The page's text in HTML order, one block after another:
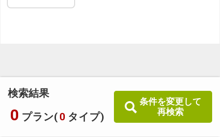
検索結果
0 プラン( 0 タイプ)
条件を変更して
再検索
JR回数券類、ギフト券、外国通貨、直接契約型宿泊プラン、土
せん。